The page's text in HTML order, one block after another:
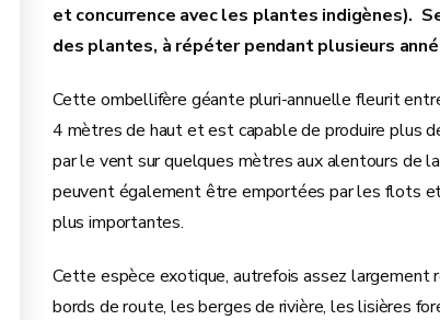
et concurrence avec les plantes indigènes).
des plantes, à répéter pendant plusieurs
Cette ombellifère géante pluri-annuelle fleurit
4 mètres de haut et est capable de produire plus
par le vent sur quelques mètres aux alentours de
peuvent également être emportées par les flots
plus importantes.
Cette espèce exotique, autrefois assez largement
bords de route, les berges de rivière, les lisières